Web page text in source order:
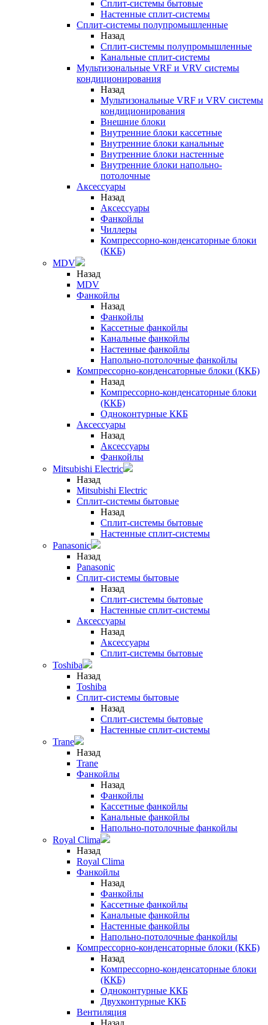
Сплит-системы бытовые
Настенные сплит-системы
Сплит-системы полупромышленные
Назад
Сплит-системы полупромышленные
Канальные сплит-системы
Мультизональные VRF и VRV системы
кондиционирования
Назад
Мультизональные VRF и VRV системы
кондиционирования
Внешние блоки
Внутренние блоки кассетные
Внутренние блоки канальные
Внутренние блоки настенные
Внутренние блоки напольно-
потолочные
Аксессуары
Назад
Аксессуары
Фанкойлы
Чиллеры
Компрессорно-конденсаторные блоки
(ККБ)
MDV
Назад
MDV
Фанкойлы
Назад
Фанкойлы
Кассетные фанкойлы
Канальные фанкойлы
Настенные фанкойлы
Напольно-потолочные фанкойлы
Компрессорно-конденсаторные блоки (ККБ)
Назад
Компрессорно-конденсаторные блоки
(ККБ)
Одноконтурные ККБ
Аксессуары
Назад
Аксессуары
Фанкойлы
Mitsubishi Electric
Назад
Mitsubishi Electric
Сплит-системы бытовые
Назад
Сплит-системы бытовые
Настенные сплит-системы
Panasonic
Назад
Panasonic
Сплит-системы бытовые
Назад
Сплит-системы бытовые
Настенные сплит-системы
Аксессуары
Назад
Аксессуары
Сплит-системы бытовые
Toshiba
Назад
Toshiba
Сплит-системы бытовые
Назад
Сплит-системы бытовые
Настенные сплит-системы
Trane
Назад
Trane
Фанкойлы
Назад
Фанкойлы
Кассетные фанкойлы
Канальные фанкойлы
Напольно-потолочные фанкойлы
Royal Clima
Назад
Royal Clima
Фанкойлы
Назад
Фанкойлы
Кассетные фанкойлы
Канальные фанкойлы
Настенные фанкойлы
Напольно-потолочные фанкойлы
Компрессорно-конденсаторные блоки (ККБ)
Назад
Компрессорно-конденсаторные блоки
(ККБ)
Одноконтурные ККБ
Двухконтурные ККБ
Вентиляция
Назад